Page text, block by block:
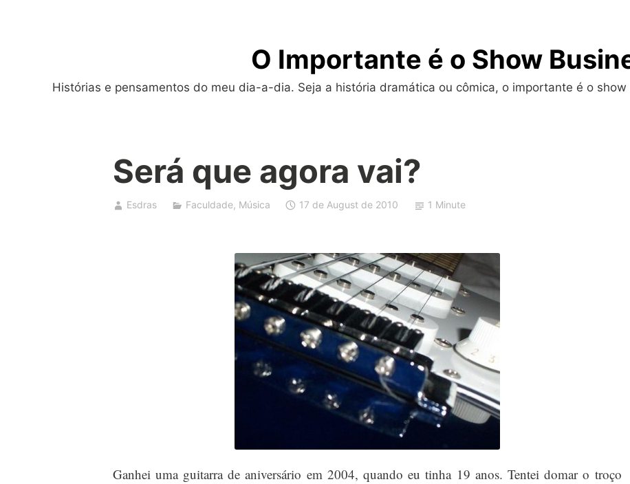
O Importante é o Show
Histórias e pensamentos do meu dia-a-dia. Seja a história dramática ou cômica, o importante é o
Será que agora vai?
Esdras Faculdade, Música 17 de August de 2010 1 Minute
Ganhei uma guitarra de aniversário em 2004, quando eu tinha 19 anos. Tentei domar o troço